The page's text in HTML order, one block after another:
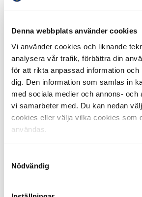
Denna webbplats använder cookies
Vi använder cookies och liknande
analysera vår trafik, förbättra din
för att rikta anpassad information och
dig. Den information som samlas in
med sociala medier och annons- och
vi samarbeter med. Du kan nedan
cookies eller välja vilka cookies som
användas.
Nödvändig
under den gångna säsongen
Alexander Jeremejeff, BK Häcken
Mikkel Rygaard, BK Häcken
Vinnarna i varje kategori utses på
Pris den 8 november. Kanal 9 och
direktsänder mellan klockan 19:00-
Utöver ordinarie jurypriser så
uppmärksammas. Dessutom utses
Unicoachspelare delas ut på galan.